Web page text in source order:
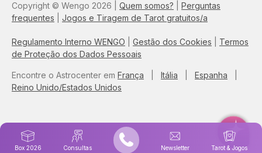
Box 2026 Consultas Newsletter Tarot & Jogos
Copyright © Wengo 2026 | Quem somos?
Perguntas
frequentes
Jogos e Tiragem de Tarot gratuitos/a
Regulamento Interno WENGO Gestão dos Cookies
Termos
de Proteção dos Dados Pessoais
Encontre o Astrocenter em França Itália Espanha
Reino Unido/Estados Unidos